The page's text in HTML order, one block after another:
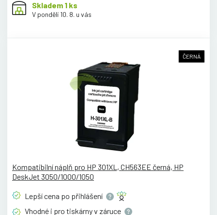
Skladem 1 ks
V pondělí 10. 8. u vás
ČERNÁ
Kompatibilní náplň pro HP 301XL, CH563EE černá, HP
DeskJet 3050/1000/1050
Lepší cena po přihlášení
Vhodné i pro tiskárny v záruce